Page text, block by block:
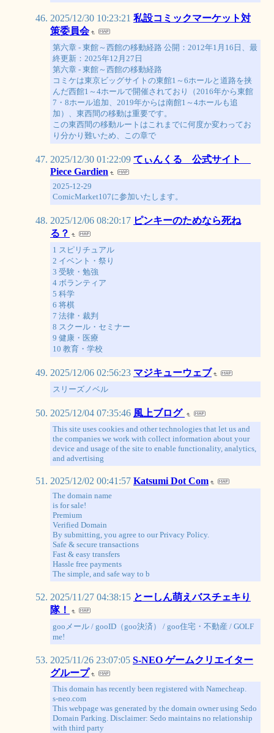
2025/12/30 10:23:21 私設コミックマーケット対
策委員会
第六章 - 東館～西館の移動経路 公開：2012年1月16日、最
終更新：2025年12月27日
第六章 - 東館～西館の移動経路
コミケは東京ビッグサイトの東館1～6ホールと道路を挟
んだ西館1～4ホールで開催されており（2016年から東館
7・8ホール追加、2019年からは南館1～4ホールも追
加）、東西間の移動は重要です。
この東西間の移動ルートはこれまでに何度か変わってお
り分かり難いため、この章で
2025/12/30 01:22:09 てぃんくる 公式サイト
Piece Gardien
2025-12-29
ComicMarket107に参加いたします。
2025/12/06 08:20:17 ピンキーのためなら死ね
る？
1 スピリチュアル
2 イベント・祭り
3 受験・勉強
4 ボランティア
5 科学
6 将棋
7 法律・裁判
8 スクール・セミナー
9 健康・医療
10 教育・学校
2025/12/06 02:56:23 マジキューウェブ
スリーズノベル
2025/12/04 07:35:46 風上ブログ
This site uses cookies and other technologies that let us and
the companies we work with collect information about your
device and usage of the site to enable functionality, analytics,
and advertising
2025/12/02 00:41:57 Katsumi Dot Com
The domain name
is for sale!
Premium
Verified Domain
By submitting, you agree to our Privacy Policy.
Safe & secure transactions
Fast & easy transfers
Hassle free payments
The simple, and safe way to b
2025/11/27 04:38:15 とーしん萌えバスチェキり
隊！
gooメール / gooID（goo決済） / goo住宅・不動産 / GOLF
me!
2025/11/26 23:07:05 S-NEO ゲームクリエイター
グループ
This domain has recently been registered with Namecheap.
s-neo.com
This webpage was generated by the domain owner using Sedo
Domain Parking. Disclaimer: Sedo maintains no relationship
with third party